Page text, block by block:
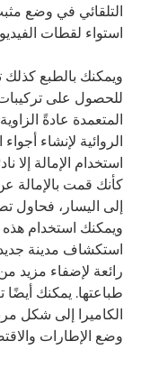
التلقائي في وضع
استواء لقطات الفيديو
ويمكنك بالطبع كذلك
للحصول على تركيبات
المتعمدة عادةً
الروائية لإنشاء
استخدام الإمالة إلا
كأنك قمت بالإمالة
إلى اليسار، فحاول
ويمكنك استخدام هذه
استكشاف مدينة
رائعة لإضفاء مزيد
طباعتها. يمكنك أيضًا
الكاميرا إلى شكل
وضع الإطارات